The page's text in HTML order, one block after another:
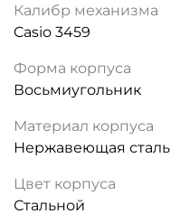
Калибр механизма
Casio 3459
Форма корпуса
Восьмиугольник
Материал корпуса
Нержавеющая сталь
Цвет корпуса
Стальной